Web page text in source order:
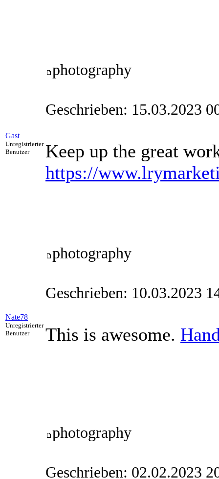
Gast
Unregistrierter
Benutzer
photography
Geschrieben: 15.03.2023
Keep up the great
https://
Nate78
Unregistrierter
Benutzer
photography
Geschrieben: 10.03.2023
This is awesome.
photography
Geschrieben: 02.02.2023